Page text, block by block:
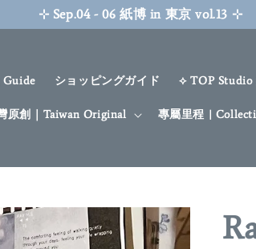
April New Sale SHOP NOW
Guide ショッピングガイド ⟡ TOP Studio
原創｜Taiwan Original 專屬里程 |